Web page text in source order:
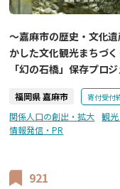
～嘉麻市の歴史・文化
かした文化観光まちづ
「幻の石橋」保存プロ
福岡県 嘉麻市 寄付受付
関係人口の創出・拡大
観
情報発信・PR
921